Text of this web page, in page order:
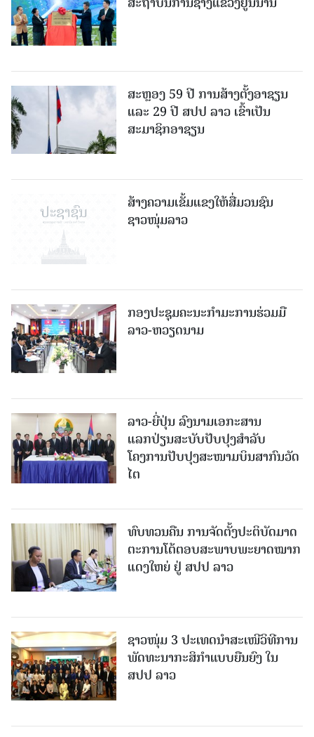
ສະຫຼອງ 59 ປີ ການສ້າງຕັ້ງອາຊຽນ
ແລະ 29 ປີ ສປປ ລາວ ເຂົ້າເປັນ
ສະມາຊິກອາຊຽນ
ສ້າງຄວາມເຂັ້ມແຂງໃຫ້ສື່ມວນຊົນ
ຊາວໜຸ່ມລາວ
ກອງປະຊຸມຄະນະກຳມະການຮ່ວມມື
ລາວ-ຫວຽດນາມ
ລາວ-ຍີ່ປຸ່ນ ລົງນາມເອກະສານ
ແລກປ່ຽນສະບັບປັບປຸງສໍາລັບ
ໂຄງການປັບປຸງສະໜາມບິນສາກົນວັດ
ໄຕ
ທົບທວນຄືນ ການຈັດຕັ້ງປະຕິບັດມາດ
ຕະການໂຕ້ຕອບສະພາບພະຍາດໝາກ
ແດງໃຫຍ່ ຢູ່ ສປປ ລາວ
ຊາວໜຸ່ມ 3 ປະເທດນຳສະເໜີວິທີການ
ພັດທະນາກະສິກຳແບບຍືນຍົງ ໃນ
ສປປ ລາວ